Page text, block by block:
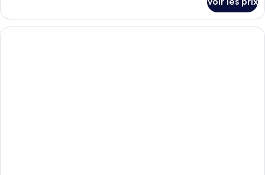
le
type
de